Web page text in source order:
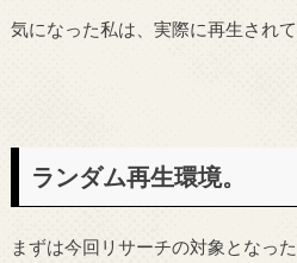
気になった私は、実際に再生され
ランダム再生環境。
まずは今回リサーチの対象となっ